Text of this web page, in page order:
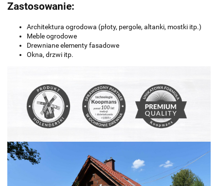
Zastosowanie:
Architektura ogrodowa (płoty, pergole, altanki, mostki itp.)
Meble ogrodowe
Drewniane elementy fasadowe
Okna, drzwi itp.